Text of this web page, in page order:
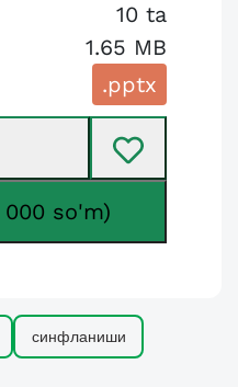
10 ta
1.65 MB
.pptx
so'm)
синфланиши